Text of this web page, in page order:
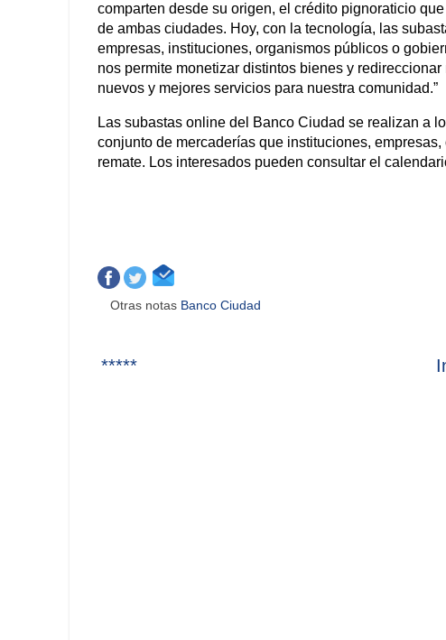
comparten desde su origen, el crédito pignoraticio
de ambas ciudades. Hoy, con la tecnología, las
empresas, instituciones, organismos públicos o
nos permite monetizar distintos bienes y
nuevos y mejores servicios para nuestra comunidad.”
Las subastas online del Banco Ciudad se realizan a
conjunto de mercaderías que instituciones,
remate. Los interesados pueden consultar el
Otras notas Banco Ciudad
*****